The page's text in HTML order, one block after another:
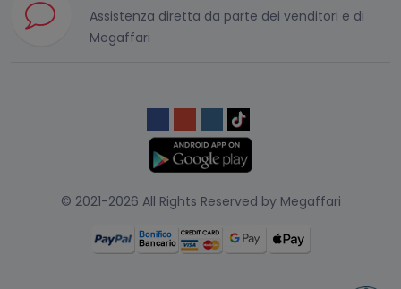
Assistenza diretta da parte dei venditori e di
Megaffari
© 2021-2026 All Rights Reserved by Megaffari